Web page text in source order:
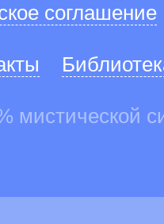
соглашение
мистической